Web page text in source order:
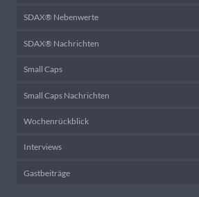
SDAX® Nebenwerte
SDAX® Nachrichten
Small Caps
Small Caps Nachrichten
Wochenrückblick
Interviews
Gastbeiträge